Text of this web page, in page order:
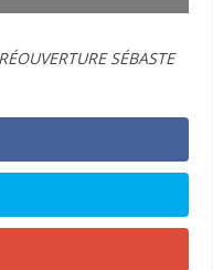
SÉBASTE